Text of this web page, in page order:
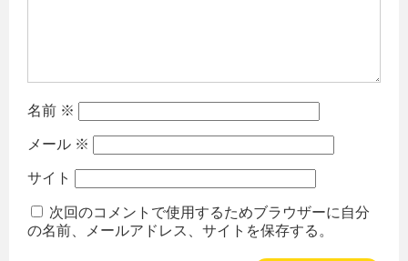
名前 ※
メール ※
サイト
次回のコメントで使用するためブラウザーに自分
の名前、メールアドレス、サイトを保存する。